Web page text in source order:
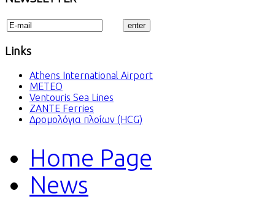
Links
Athens International Airport
METEO
Ventouris Sea Lines
ZANTE Ferries
Δρομολόγια πλοίων (HCG)
Home Page
News